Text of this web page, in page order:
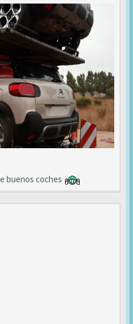
buenos coches